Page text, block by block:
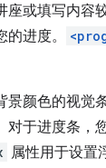
座或填写内容
进度。
景颜色的视觉
对于进度条，
属性用于设置